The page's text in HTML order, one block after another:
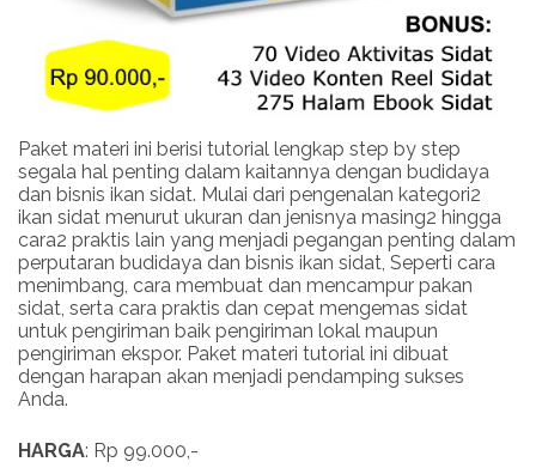
Paket materi ini berisi tutorial lengkap step by step
segala hal penting dalam kaitannya dengan budidaya
dan bisnis ikan sidat. Mulai dari pengenalan kategori2
ikan sidat menurut ukuran dan jenisnya masing2 hingga
cara2 praktis lain yang menjadi pegangan penting dalam
perputaran budidaya dan bisnis ikan sidat, Seperti cara
menimbang, cara membuat dan mencampur pakan
sidat, serta cara praktis dan cepat mengemas sidat
untuk pengiriman baik pengiriman lokal maupun
pengiriman ekspor. Paket materi tutorial ini dibuat
dengan harapan akan menjadi pendamping sukses
Anda.
HARGA: Rp 99.000,-